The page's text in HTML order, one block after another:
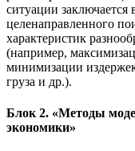
ситуации заключается
целенаправленного
характеристик
(например,
минимизации
груза и др.).
Блок 2. «Методы
экономики»